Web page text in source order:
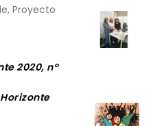
Proyecto
2020, nº